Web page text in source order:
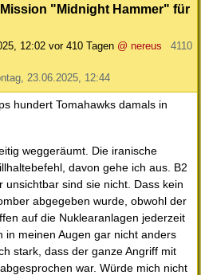
"Midnight Hammer" für
12:02 vor 410 Tagen @ nereus
4110
23.06.2025, 12:44
hundert Tomahawks damals in
weggeräumt. Die iranische
davon gehe ich aus. B2
unsichtbar sind sie nicht. Dass kein
abgegeben wurde, obwohl der
auf die Nuklearanlagen jederzeit
in meinen Augen gar nicht anders
stark, dass der ganze Angriff mit
war. Würde mich nicht